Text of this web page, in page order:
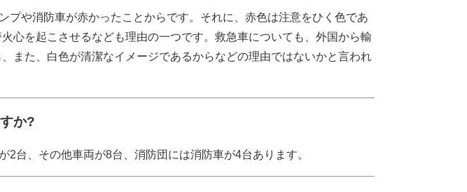
プや消防車が赤かったことからです。それに、赤色は注意をひく色であ
心を起こさせるなども理由の一つです。救急車についても、外国から輸
また、白色が清潔なイメージであるからなどの理由ではないかと言われ
か?
2台、その他車両が8台、消防団には消防車が4台あります。